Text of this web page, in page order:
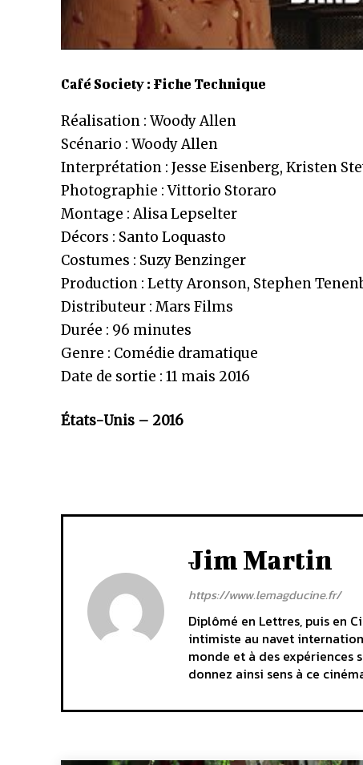
Café Society : Fiche Technique
Réalisation : Woody Allen
Scénario : Woody Allen
Interprétation : Jesse Eisenberg, Kristen
Photographie : Vittorio Storaro
Montage : Alisa Lepselter
Décors : Santo Loquasto
Costumes : Suzy Benzinger
Production : Letty Aronson, Stephen
Distributeur : Mars Films
Durée : 96 minutes
Genre : Comédie dramatique
Date de sortie : 11 mais 2016
États-Unis – 2016
Jim Martin
https://www.lemagducine.fr/
Diplômé en Lettres, puis en
intimiste au navet
monde et à des expériences
donnez ainsi sens à ce